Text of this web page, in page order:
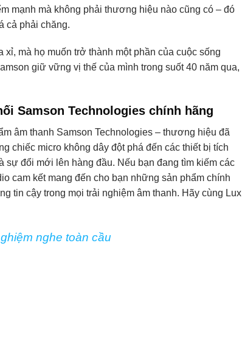
mạnh mà không phải thương hiệu nào cũng có – đó
cả phải chăng.
mà họ muốn trở thành một phần của cuộc sống
giữ vững vị thế của mình trong suốt 40 năm qua,
Samson Technologies chính hãng
âm thanh Samson Technologies – thương hiệu đã
chiếc micro không dây đột phá đến các thiết bị tích
đổi mới lên hàng đầu. Nếu bạn đang tìm kiếm các
cam kết mang đến cho bạn những sản phẩm chính
tin cậy trong mọi trải nghiệm âm thanh. Hãy cùng Lux
nghe toàn cầu